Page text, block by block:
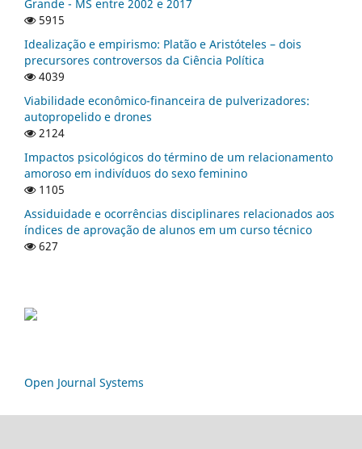
Grande - MS entre 2002 e 2017
5915
Idealização e empirismo: Platão e Aristóteles – dois
precursores controversos da Ciência Política
4039
Viabilidade econômico-financeira de pulverizadores:
autopropelido e drones
2124
Impactos psicológicos do término de um relacionamento
amoroso em indivíduos do sexo feminino
1105
Assiduidade e ocorrências disciplinares relacionados aos
índices de aprovação de alunos em um curso técnico
627
Open Journal Systems